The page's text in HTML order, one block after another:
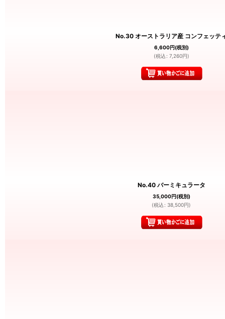
No.30 オーストラリア産 コンフェッテ
6,600円(税別)
(税込 : 7,260円)
No.40 バーミキュラータ
35,000円(税別)
(税込 : 38,500円)